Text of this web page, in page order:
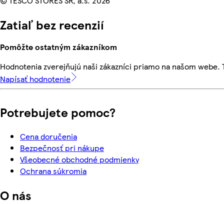
Zatiaľ bez recenzií
Pomôžte ostatným zákazníkom
Hodnotenia zverejňujú naši zákazníci priamo na našom
Napísať hodnotenie
Potrebujete pomoc?
Cena doručenia
Bezpečnosť pri nákupe
Všeobecné obchodné podmienky
Ochrana súkromia
O nás